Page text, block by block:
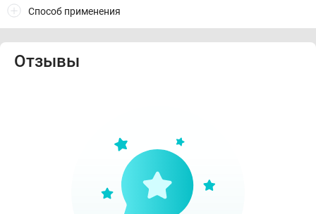
Способ применения
Отзывы